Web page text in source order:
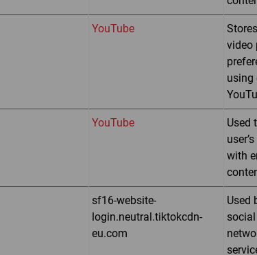
YouTube
video
using
YouTube
Used
with
sf16-website-
login.neutral.tiktokcdn-
eu.com
Used
social